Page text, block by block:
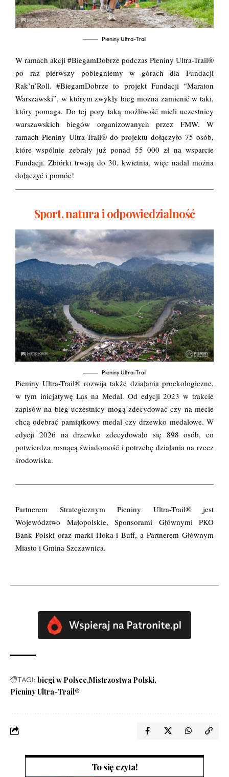
Pieniny Ultra-Trail
W ramach akcji #BiegamDobrze podczas Pieniny Ultra-Trail®
po raz pierwszy pobiegniemy w górach dla Fundacji
Rak’n’Roll. #BiegamDobrze to projekt Fundacji “Maraton
Warszawski”, w którym zwykły bieg można zamienić w taki,
który pomaga. Do tej pory taką możliwość mieli uczestnicy
warszawskich biegów organizowanych przez FMW. W
ramach Pieniny Ultra-Trail® do projektu dołączyło 75 osób,
które wspólnie zebrały już ponad 55 000 zł na wsparcie
Fundacji. Zbiórki trwają do 30. kwietnia, więc nadal można
dołączyć i pomóc!
Sport, natura i odpowiedzialność
Pieniny Ultra-Trail
Pieniny Ultra-Trail® rozwija także działania proekologiczne,
w tym inicjatywę Las na Medal. Od edycji 2023 w trakcie
zapisów na bieg uczestnicy mogą zdecydować czy na mecie
chcą odebrać pamiątkowy medal czy drzewko medalowe. W
edycji 2026 na drzewko zdecydowało się 898 osób, co
potwierdza rosnącą świadomość i potrzebę działania na rzecz
środowiska.
Partnerem Strategicznym Pieniny Ultra-Trail® jest
Województwo Małopolskie, Sponsorami Głównymi PKO
Bank Polski oraz marki Hoka i Buff, a Partnerem Głównym
Miasto i Gmina Szczawnica.
TAGI: biegi w Polsce Mistrzostwa Polski
Pieniny Ultra-Trail®
To się czyta!